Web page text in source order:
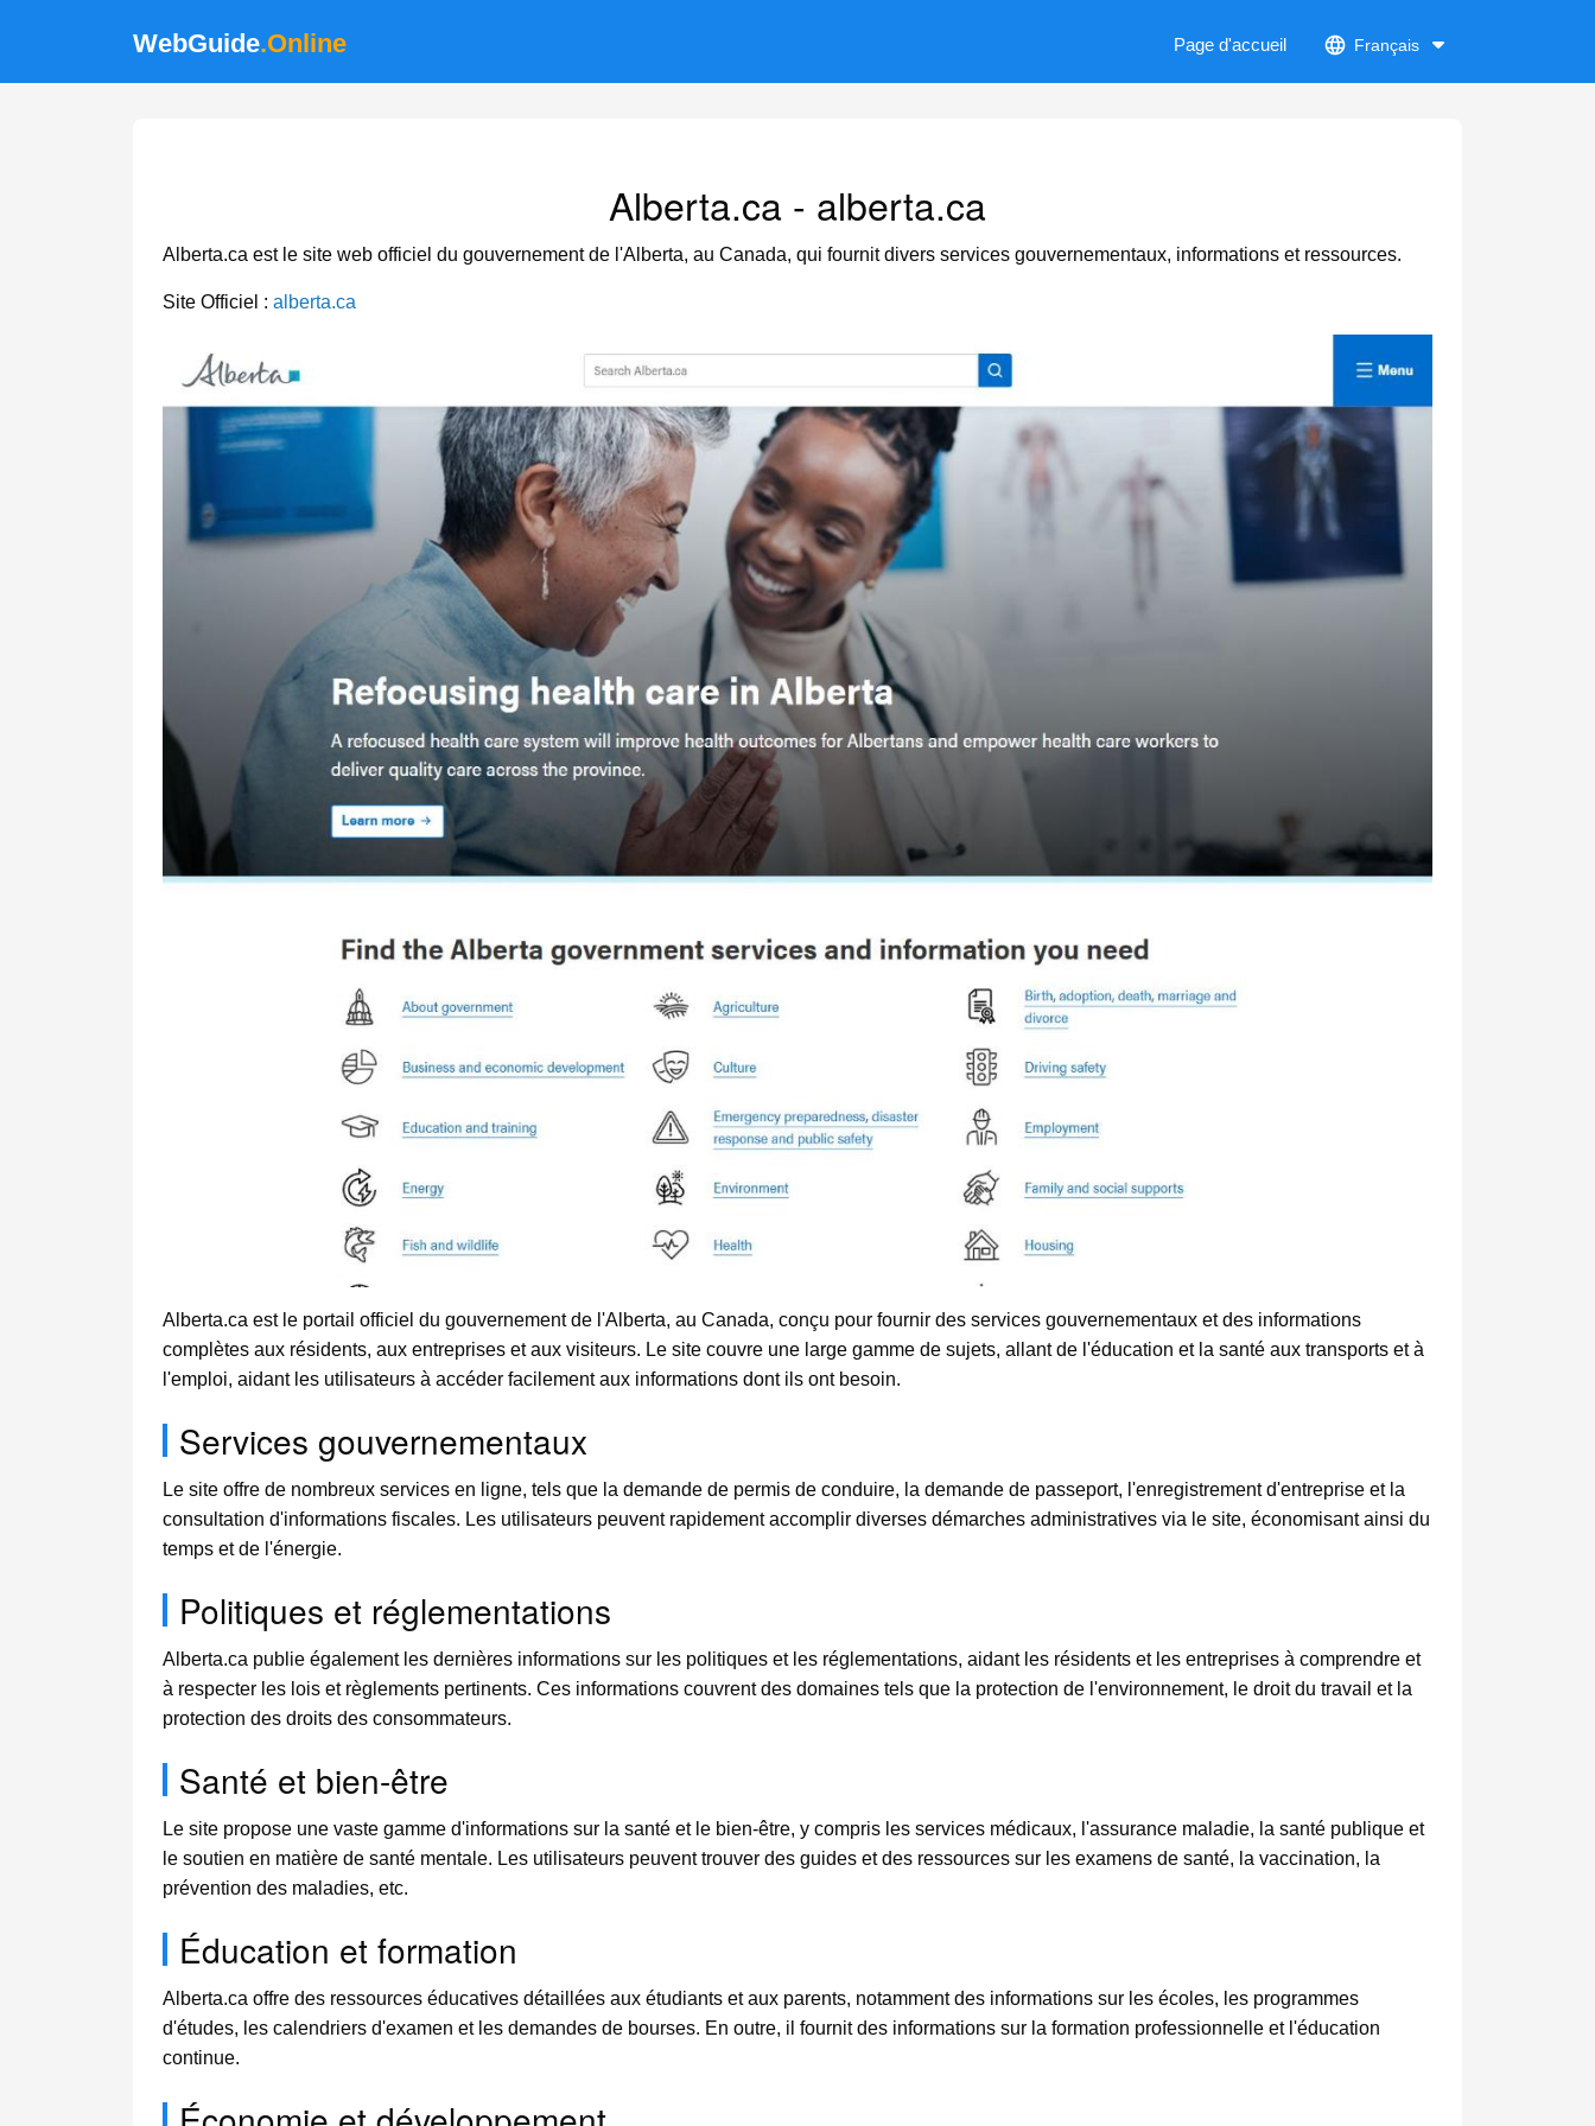
WebGuide.Online Page d'accueil Français
Alberta.ca - alberta.ca
Alberta.ca est le site web officiel du gouvernement de l'Alberta, au Canada, qui fournit divers services gouvernementaux, informations et ressources.
Site Officiel : alberta.ca
Alberta.ca est le portail officiel du gouvernement de l'Alberta, au Canada, conçu pour fournir des services gouvernementaux et des informations
complètes aux résidents, aux entreprises et aux visiteurs. Le site couvre une large gamme de sujets, allant de l'éducation et la santé aux transports et à
l'emploi, aidant les utilisateurs à accéder facilement aux informations dont ils ont besoin.
Services gouvernementaux
Le site offre de nombreux services en ligne, tels que la demande de permis de conduire, la demande de passeport, l'enregistrement d'entreprise et la
consultation d'informations fiscales. Les utilisateurs peuvent rapidement accomplir diverses démarches administratives via le site, économisant ainsi du
temps et de l'énergie.
Politiques et réglementations
Alberta.ca publie également les dernières informations sur les politiques et les réglementations, aidant les résidents et les entreprises à comprendre et
à respecter les lois et règlements pertinents. Ces informations couvrent des domaines tels que la protection de l'environnement, le droit du travail et la
protection des droits des consommateurs.
Santé et bien-être
Le site propose une vaste gamme d'informations sur la santé et le bien-être, y compris les services médicaux, l'assurance maladie, la santé publique et
le soutien en matière de santé mentale. Les utilisateurs peuvent trouver des guides et des ressources sur les examens de santé, la vaccination, la
prévention des maladies, etc.
Éducation et formation
Alberta.ca offre des ressources éducatives détaillées aux étudiants et aux parents, notamment des informations sur les écoles, les programmes
d'études, les calendriers d'examen et les demandes de bourses. En outre, il fournit des informations sur la formation professionnelle et l'éducation
continue.